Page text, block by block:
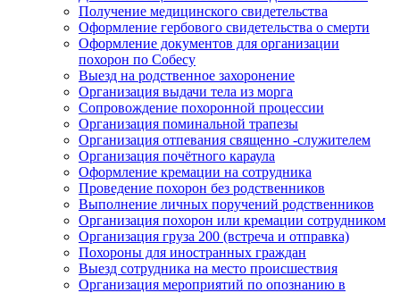
Получение медицинского свидетельства
Оформление гербового свидетельства о смерти
Оформление документов для организации
похорон по Собесу
Выезд на родственное захоронение
Организация выдачи тела из морга
Сопровождение похоронной процессии
Организация поминальной трапезы
Организация отпевания священно -служителем
Организация почётного караула
Оформление кремации на сотрудника
Проведение похорон без родственников
Выполнение личных поручений родственников
Организация похорон или кремации сотрудником
Организация груза 200 (встреча и отправка)
Похороны для иностранных граждан
Выезд сотрудника на место происшествия
Организация мероприятий по опознанию в